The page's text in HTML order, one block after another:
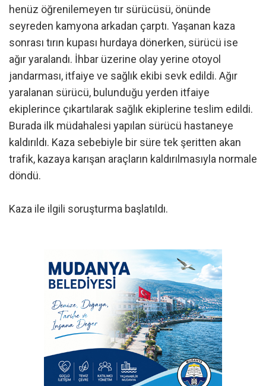
henüz öğrenilemeyen tır sürücüsü, önünde
seyreden kamyona arkadan çarptı. Yaşanan kaza
sonrası tırın kupası hurdaya dönerken, sürücü ise
ağır yaralandı. İhbar üzerine olay yerine otoyol
jandarması, itfaiye ve sağlık ekibi sevk edildi. Ağır
yaralanan sürücü, bulunduğu yerden itfaiye
ekiplerince çıkartılarak sağlık ekiplerine teslim edildi.
Burada ilk müdahalesi yapılan sürücü hastaneye
kaldırıldı. Kaza sebebiyle bir süre tek şeritten akan
trafik, kazaya karışan araçların kaldırılmasıyla normale
döndü.
Kaza ile ilgili soruşturma başlatıldı.